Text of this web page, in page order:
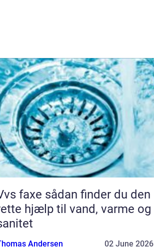
faxe sådan finder du den
hjælp til vand, varme og
Andersen 02 June 2026